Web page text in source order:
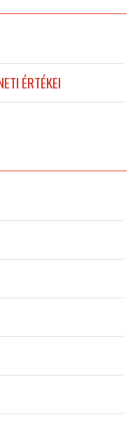
ÉRTÉKEI